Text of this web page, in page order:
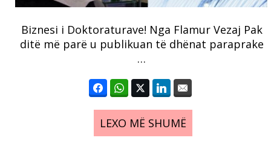
Biznesi i Doktoraturave! Nga Flamur Vezaj Pak
ditë më parë u publikuan të dhënat paraprake
…
LEXO MË SHUMË